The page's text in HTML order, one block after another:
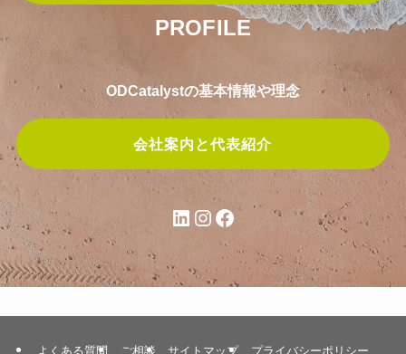
PROFILE
ODCatalystの基本情報や理念
会社案内と代表紹介
LinkedIn
Instagram
Facebook
よくある質問 ご相談 サイトマップ プライバシーポリシー